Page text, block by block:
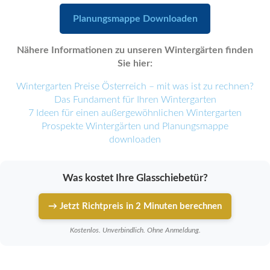
Planungsmappe Downloaden
Nähere Informationen zu unseren Wintergärten finden
Sie hier:
Wintergarten Preise Österreich – mit was ist zu rechnen?
Das Fundament für Ihren Wintergarten
7 Ideen für einen außergewöhnlichen Wintergarten
Prospekte Wintergärten und Planungsmappe
downloaden
Was kostet Ihre Glasschiebetür?
→ Jetzt Richtpreis in 2 Minuten berechnen
Kostenlos. Unverbindlich. Ohne Anmeldung.